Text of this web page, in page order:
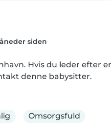
siden
Hvis du leder efter
denne babysitter.
Omsorgsfuld